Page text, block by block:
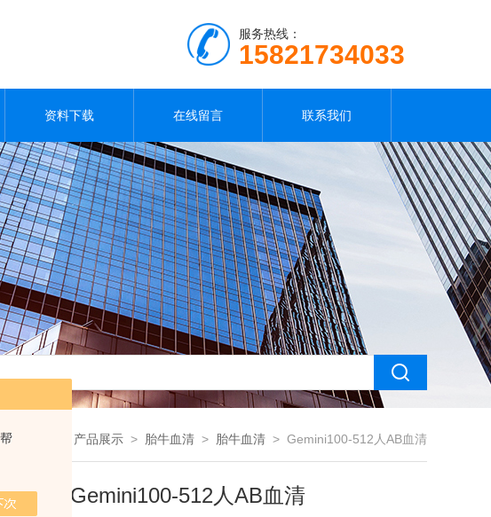
服务热线：
15821734033
资料下载 在线留言 联系我们
： 产品展示 > 胎牛血清 > 胎牛血清 > Gemini100-512人AB血清
Gemini100-512人AB血清